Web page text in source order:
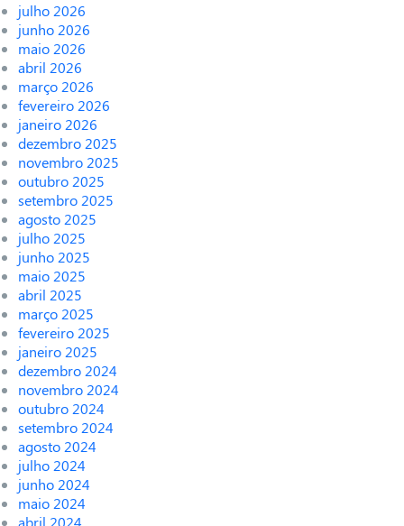
julho 2026
junho 2026
maio 2026
abril 2026
março 2026
fevereiro 2026
janeiro 2026
dezembro 2025
novembro 2025
outubro 2025
setembro 2025
agosto 2025
julho 2025
junho 2025
maio 2025
abril 2025
março 2025
fevereiro 2025
janeiro 2025
dezembro 2024
novembro 2024
outubro 2024
setembro 2024
agosto 2024
julho 2024
junho 2024
maio 2024
abril 2024